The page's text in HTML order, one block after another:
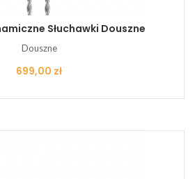
Słuchawki Douszne
Douszne
Cena
699,00 zł